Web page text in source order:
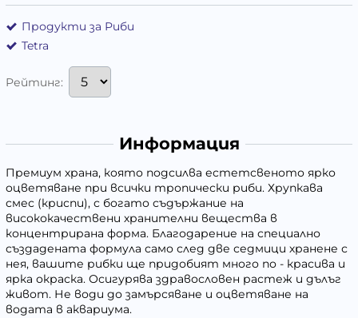
Продукти за Риби
Tetra
Рейтинг:
Информация
Премиум храна, която подсилва естетсвеното ярко
оцветяване при всички тропически риби. Хрупкава
смес (криспи), с богато съдържание на
висококачествени хранителни вещества в
концентрирана форма. Благодарение на специално
създадената формула само след две седмици хранене с
нея, вашите рибки ще придобият много по - красива и
ярка окраска. Осигурява здравословен растеж и дълъг
живот. Не води до замърсяване и оцветяване на
водата в аквариума.